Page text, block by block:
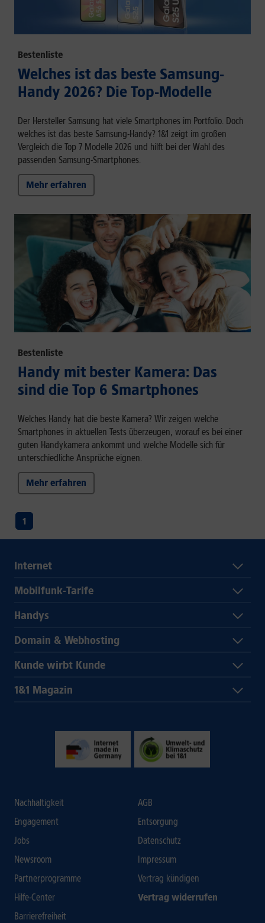
Bestenliste
Welches ist das beste Samsung-
Handy 2026? Die Top-Modelle
Der Hersteller Samsung hat viele Smartphones im Portfolio. Doch
welches ist das beste Samsung-Handy? 1&1 zeigt im großen
Vergleich die Top 7 Modelle 2026 und hilft bei der Wahl des
passenden Samsung-Smartphones.
Mehr erfahren
Bestenliste
Handy mit bester Kamera: Das
sind die Top 6 Smartphones
Welches Handy hat die beste Kamera? Wir zeigen welche
Smartphones in aktuellen Tests überzeugen, worauf es bei einer
guten Handykamera ankommt und welche Modelle sich für
unterschiedliche Ansprüche eignen.
Mehr erfahren
1
Internet
Mobilfunk-Tarife
Handys
Domain & Webhosting
Kunde wirbt Kunde
1&1 Magazin
Nachhaltigkeit
Engagement
Jobs
Newsroom
Partnerprogramme
Hilfe-Center
Barrierefreiheit
AGB
Entsorgung
Datenschutz
Impressum
Vertrag kündigen
Vertrag widerrufen